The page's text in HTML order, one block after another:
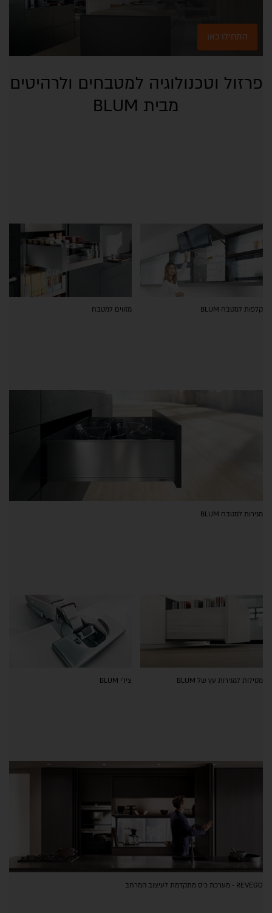
התחילו כאן
פרזול וטכנולוגיה למטבחים ולרהיטים
מבית BLUM
קלפות למטבח BLUM מזווים למטבח
מגירות למטבח BLUM
מסילות למגירות עץ של BLUM צירי BLUM
REVEGO - מערכת כיס מתקדמת לעיצוב המרחב